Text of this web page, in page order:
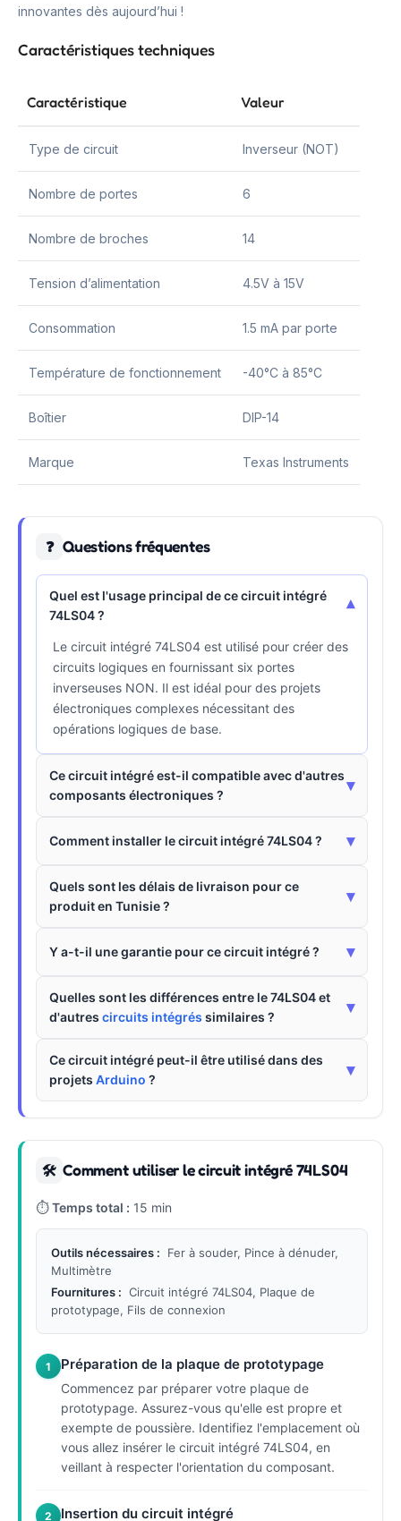
innovantes dès aujourd’hui !
Caractéristiques techniques
Caractéristique Valeur
Type de circuit Inverseur (NOT)
Nombre de portes 6
Nombre de broches 14
Tension d’alimentation 4.5V à 15V
Consommation 1.5 mA par porte
Température de fonctionnement -40°C à 85°C
Boîtier DIP-14
Marque Texas Instruments
❓ Questions fréquentes
Quel est l'usage principal de ce circuit intégré
74LS04 ?
▾
Le circuit intégré 74LS04 est utilisé pour créer des
circuits logiques en fournissant six portes
inverseuses NON. Il est idéal pour des projets
électroniques complexes nécessitant des
opérations logiques de base.
Ce circuit intégré est-il compatible avec d'autres
composants électroniques ?
▾
Comment installer le circuit intégré 74LS04 ? ▾
Quels sont les délais de livraison pour ce
produit en Tunisie ?
▾
Y a-t-il une garantie pour ce circuit intégré ? ▾
Quelles sont les différences entre le 74LS04 et
d'autres circuits intégrés similaires ?
▾
Ce circuit intégré peut-il être utilisé dans des
projets Arduino ?
▾
🛠 Comment utiliser le circuit intégré 74LS04
⏱Temps total : 15 min
Outils nécessaires :
Fer à souder, Pince à dénuder,
Multimètre
Fournitures : Circuit intégré 74LS04, Plaque de
prototypage, Fils de connexion
1 Préparation de la plaque de prototypage
Commencez par préparer votre plaque de
prototypage. Assurez-vous qu'elle est propre et
exempte de poussière. Identifiez l'emplacement où
vous allez insérer le circuit intégré 74LS04, en
veillant à respecter l'orientation du composant.
2 Insertion du circuit intégré